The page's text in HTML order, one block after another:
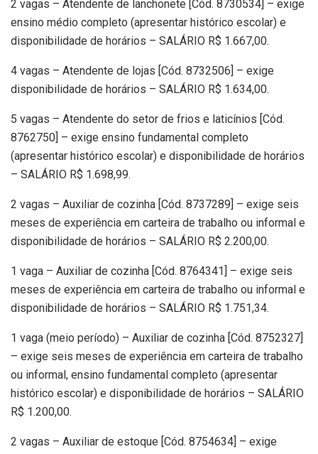
2 vagas – Atendente de lanchonete [Cód. 8730534] – exige
ensino médio completo (apresentar histórico escolar) e
disponibilidade de horários – SALÁRIO R$ 1.667,00.
4 vagas – Atendente de lojas [Cód. 8732506] – exige
disponibilidade de horários – SALÁRIO R$ 1.634,00.
5 vagas – Atendente do setor de frios e laticínios [Cód.
8762750] – exige ensino fundamental completo
(apresentar histórico escolar) e disponibilidade de horários
– SALÁRIO R$ 1.698,99.
2 vagas – Auxiliar de cozinha [Cód. 8737289] – exige seis
meses de experiência em carteira de trabalho ou informal e
disponibilidade de horários – SALÁRIO R$ 2.200,00.
1 vaga – Auxiliar de cozinha [Cód. 8764341] – exige seis
meses de experiência em carteira de trabalho ou informal e
disponibilidade de horários – SALÁRIO R$ 1.751,34.
1 vaga (meio período) – Auxiliar de cozinha [Cód. 8752327]
– exige seis meses de experiência em carteira de trabalho
ou informal, ensino fundamental completo (apresentar
histórico escolar) e disponibilidade de horários – SALÁRIO
R$ 1.200,00.
2 vagas – Auxiliar de estoque [Cód. 8754634] – exige